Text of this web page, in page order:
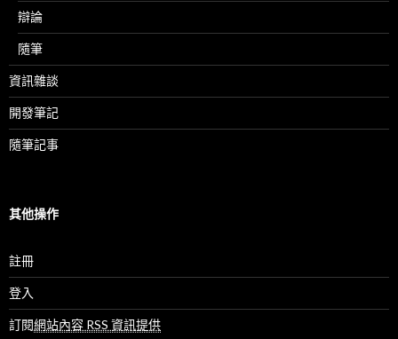
辯論
隨筆
資訊雜談
開發筆記
隨筆記事
其他操作
註冊
登入
訂閱網站內容 RSS 資訊提供